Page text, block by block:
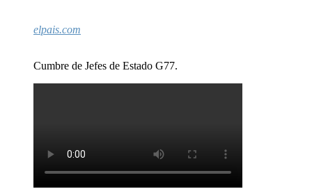
elpais.com
Cumbre de Jefes de Estado G77.